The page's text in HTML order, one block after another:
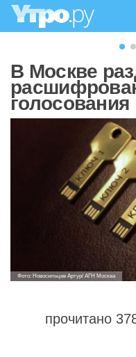
В Москве
голосования
Фото: Новосильцев Артур/ АГН Москва
прочитано